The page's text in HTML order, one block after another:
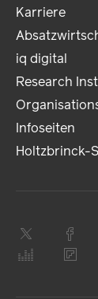
Karriere
iq digital
Research
Infoseiten
Holtzbrinck-